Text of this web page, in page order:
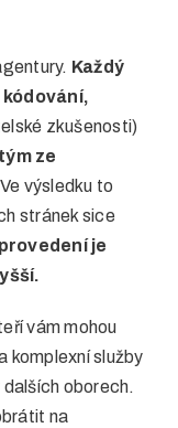
Každý
kódování,
zkušenosti)
ze
výsledku to
stránek sice
je
vám mohou
komplexní služby
oborech.
na